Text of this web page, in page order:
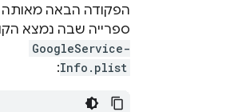
הפקודה הבאה מאותה
ספרייה שבה נמצא
GoogleService-
Info.plist
: